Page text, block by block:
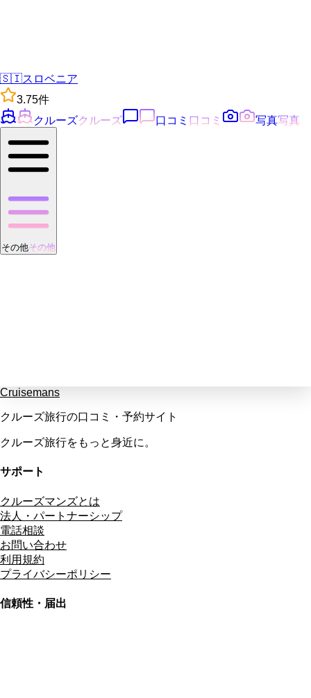
🇸🇮スロベニア
3.75件
クルーズクルーズ 口コミ 口コミ 写真写真
その他その他
Cruisemans
クルーズ旅行の口コミ・予約サイト
クルーズ旅行をもっと身近に。
サポート
クルーズマンズとは
法人・パートナーシップ
電話相談
お問い合わせ
利用規約
プライバシーポリシー
信頼性・届出